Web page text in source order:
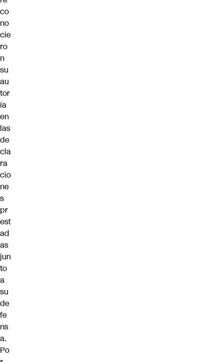
co
no
cie
ro
n
su
au
tor
ía
en
las
de
cla
ra
cio
ne
s
pr
est
ad
as
jun
to
a
su
de
fe
ns
a.
Po